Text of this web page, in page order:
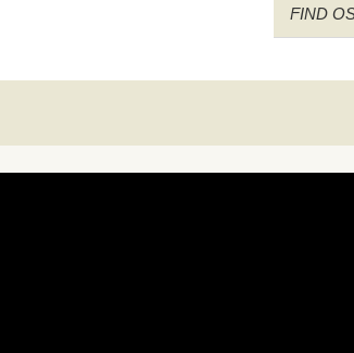
FIND